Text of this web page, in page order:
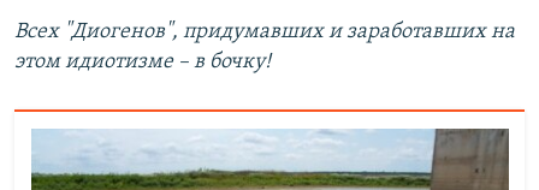
Всех "Диогенов", придумавших и заработавших на
этом идиотизме – в бочку!